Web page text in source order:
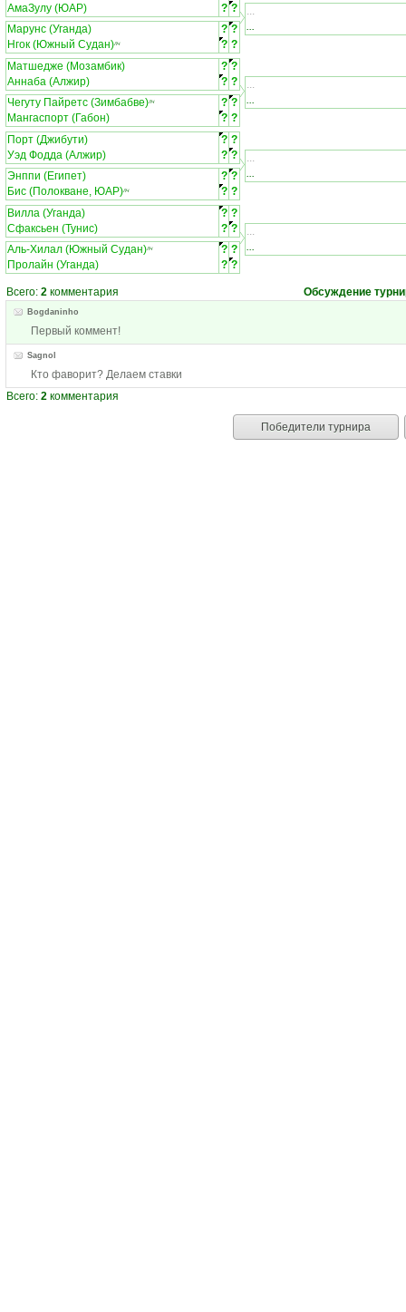
АмаЗулу (ЮАР)
? ?
Марунс (Уганда)
? ?
Нгок (Южный Судан)ЛЧ ? ?
...
...
Матшедже (Мозамбик) ? ?
Аннаба (Алжир)
? ?
Чегуту Пайретс (Зимбабве)ЛЧ ? ?
Мангаспорт (Габон)
? ?
...
...
Порт (Джибути) ? ?
Уэд Фодда (Алжир)
? ?
Энппи (Египет)
? ?
Бис (Полокване, ЮАР)ЛЧ ? ?
...
...
Вилла (Уганда) ? ?
Сфаксьен (Тунис)
? ?
Аль-Хилал (Южный Судан)ЛЧ ? ?
Пролайн (Уганда)
? ?
...
...
Всего: 2 комментария Обсуждение
Bogdaninho
Первый коммент!
Sagnol
Кто фаворит? Делаем ставки
Всего: 2 комментария
Победители турнира